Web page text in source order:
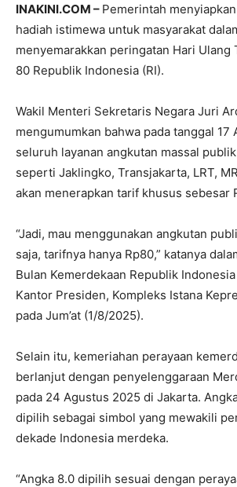
INAKINI.COM – Pemerintah
hadiah istimewa untuk masyarakat
menyemarakkan peringatan Hari Ulang
80 Republik Indonesia (RI).
Wakil Menteri Sekretaris Negara Juri
mengumumkan bahwa pada tanggal 17
seluruh layanan angkutan massal
seperti Jaklingko, Transjakarta, LRT,
akan menerapkan tarif khusus sebesar
“Jadi, mau menggunakan angkutan
saja, tarifnya hanya Rp80,” katanya
Bulan Kemerdekaan Republik
Kantor Presiden, Kompleks Istana
pada Jum’at (1/8/2025).
Selain itu, kemeriahan perayaan
berlanjut dengan penyelenggaraan
pada 24 Agustus 2025 di Jakarta.
dipilih sebagai simbol yang mewakili
dekade Indonesia merdeka.
“Angka 8.0 dipilih sesuai dengan